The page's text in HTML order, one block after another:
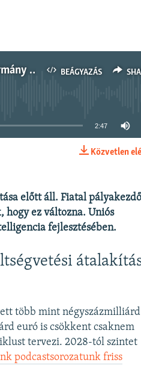
BEÁGYAZÁS
3 perc: Újabb egymilliárd euró úszhat el, ha a kormány nem teljesíti az EU jogállamisági elvárásait
2:47
Közvetlen
előtt áll. Fiatal
hogy ez változna. Uniós
fejlesztésében.
több mint négyszázmilliárd
euró is csökkent csaknem
tervezi. 2028-tól szintet
podcastsorozatunk friss